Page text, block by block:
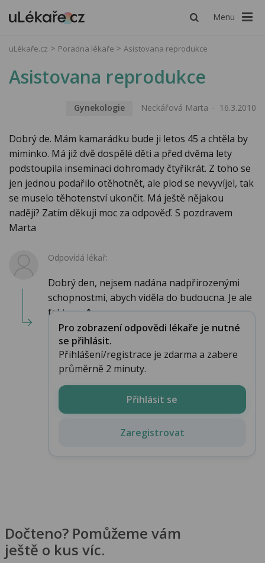
Menu
uLékaře.cz Poradna lékaře Asistovana reprodukce
Asistovana reprodukce
Gynekologie Neckářová Marta 16.3.2010
Dobrý de. Mám kamarádku bude ji letos 45 a chtěla by
miminko. Má již dvě dospělé děti a před dvěma lety
podstoupila inseminaci dohromady čtyřikrát. Z toho se
jen jednou podařilo otěhotnět, ale plod se nevyvíjel, tak
se muselo těhotenství ukončit. Má ještě nějakou
naději? Zatím děkuji moc za odpověď. S pozdravem
Marta
Odpovídá lékař:
Dobrý den, nejsem nadána nadpřirozenými
schopnostmi, abych viděla do budoucna. Je ale
faktem, �...
Pro zobrazení odpovědi lékaře je nutné
se přihlásit.
Přihlášení/registrace je zdarma a zabere
průměrně 2 minuty.
Přihlásit se
Zaregistrovat
Dočteno? Pomůžeme vám
ještě o kus víc.